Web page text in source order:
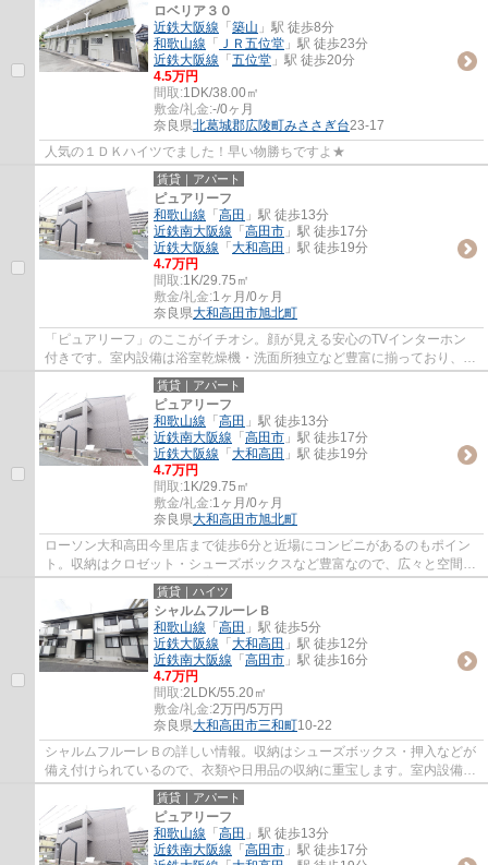
ロベリア３０
近鉄大阪線 「 築山 」駅 徒歩8分
和歌山線 「 ＪＲ五位堂 」駅 徒歩23分
近鉄大阪線 「 五位堂 」駅 徒歩20分
4.5万円
間取:1DK/38.00㎡
敷金/礼金:-/0ヶ月
奈良県北葛城郡広陵町みささぎ台23-17
人気の１ＤＫハイツでました！早い物勝ちですよ★
賃貸｜アパート
ピュアリーフ
和歌山線 「 高田 」駅 徒歩13分
近鉄南大阪線 「 高田市 」駅 徒歩17分
近鉄大阪線 「 大和高田 」駅 徒歩19分
4.7万円
間取:1K/29.75㎡
敷金/礼金:1ヶ月/0ヶ月
奈良県大和高田市旭北町
「ピュアリーフ」のここがイチオシ。顔が見える安心のTVインターホン
付きです。室内設備は浴室乾燥機・洗面所独立など豊富に揃っており、過
ごしやすいお部屋になっております。敷地内...
賃貸｜アパート
ピュアリーフ
和歌山線 「 高田 」駅 徒歩13分
近鉄南大阪線 「 高田市 」駅 徒歩17分
近鉄大阪線 「 大和高田 」駅 徒歩19分
4.7万円
間取:1K/29.75㎡
敷金/礼金:1ヶ月/0ヶ月
奈良県大和高田市旭北町
ローソン大和高田今里店まで徒歩6分と近場にコンビニがあるのもポイン
ト。収納はクロゼット・シューズボックスなど豊富なので、広々と空間を
利用することも可能です。広さはなんと29.7...
賃貸｜ハイツ
シャルムフルーレＢ
和歌山線 「 高田 」駅 徒歩5分
近鉄大阪線 「 大和高田 」駅 徒歩12分
近鉄南大阪線 「 高田市 」駅 徒歩16分
4.7万円
間取:2LDK/55.20㎡
敷金/礼金:2万円/5万円
奈良県大和高田市三和町10-22
シャルムフルーレＢの詳しい情報。収納はシューズボックス・押入などが
備え付けられているので、衣類や日用品の収納に重宝します。室内設備は
追い焚き・BSなど豊富に揃っており、過ご...
賃貸｜アパート
ピュアリーフ
和歌山線 「 高田 」駅 徒歩13分
近鉄南大阪線 「 高田市 」駅 徒歩17分